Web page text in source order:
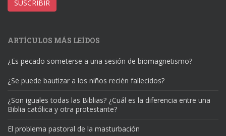
correo
electrónico
SUSCRIBIR
ARTÍCULOS MÁS LEÍDOS
¿Es pecado someterse a una sesión de biomagnetismo?
¿Se puede bautizar a los niños recién fallecidos?
¿Son iguales todas las Biblias? ¿Cuál es la diferencia entre una
Biblia católica y otra protestante?
El problema pastoral de la masturbación